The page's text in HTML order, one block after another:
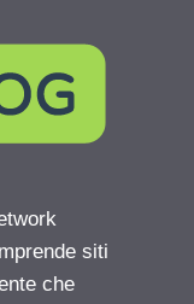
siti
che